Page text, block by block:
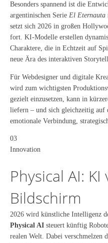
Besonders spannend ist die
argentinischen Serie El Eternauta
setzt sich 2026 in großen
fort. KI-Modelle erstellen
Charaktere, die in Echtzeit auf
neue Ära des interaktiven
Für Webdesigner und digitale
wird zum wichtigsten
gezielt einzusetzen, kann in
liefern – und sich gleichzeitig auf
emotionale Verbindung,
03
Innovation
Physical AI:
Bildschirm
2026 wird künstliche Intelligenz
Physical AI steuert künftig
realen Welt. Dabei verschmelzen